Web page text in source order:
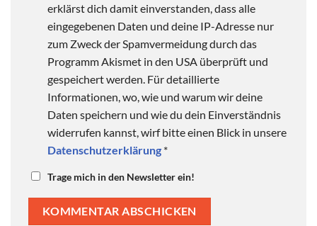
erklärst dich damit einverstanden, dass alle
eingegebenen Daten und deine IP-Adresse nur
zum Zweck der Spamvermeidung durch das
Programm Akismet in den USA überprüft und
gespeichert werden. Für detaillierte
Informationen, wo, wie und warum wir deine
Daten speichern und wie du dein Einverständnis
widerrufen kannst, wirf bitte einen Blick in unsere
Datenschutzerklärung *
Trage mich in den Newsletter ein!